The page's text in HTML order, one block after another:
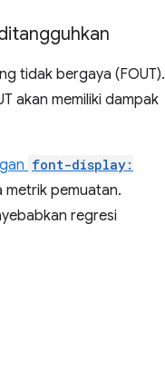
tidak bergaya (FOUT).
akan memiliki dampak
font-display:
pemuatan.
regresi